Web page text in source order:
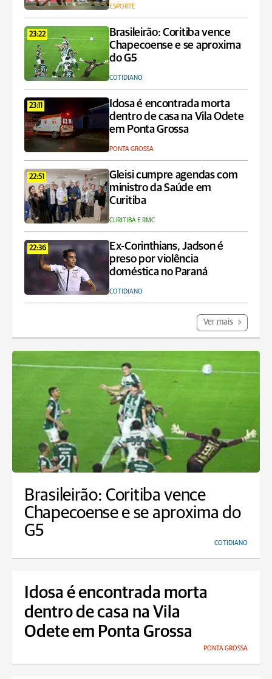
ESPORTE
23:22
Brasileirão: Coritiba vence
Chapecoense e se aproxima
do G5
COTIDIANO
23:11
Idosa é encontrada morta
dentro de casa na Vila Odete
em Ponta Grossa
PONTA GROSSA
22:51
Gleisi cumpre agendas com
ministro da Saúde em
Curitiba
CURITIBA E RMC
22:36
Ex-Corinthians, Jadson é
preso por violência
doméstica no Paraná
COTIDIANO
Ver mais
Brasileirão: Coritiba vence
Chapecoense e se aproxima do
G5
COTIDIANO
Idosa é encontrada morta
dentro de casa na Vila
Odete em Ponta Grossa
PONTA GROSSA